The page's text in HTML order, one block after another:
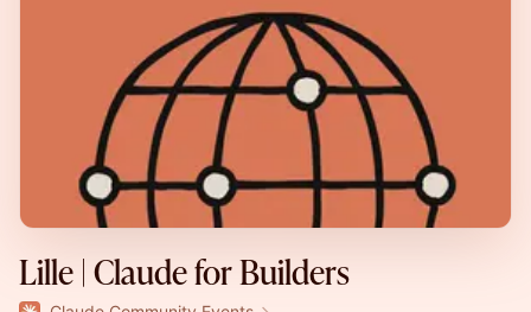
Lille | Claude for Builders